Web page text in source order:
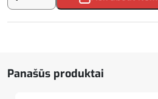
kiekis:
Panašūs produktai